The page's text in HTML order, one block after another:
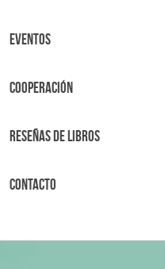
Eventos
Cooperación
Reseñas de libros
Contacto